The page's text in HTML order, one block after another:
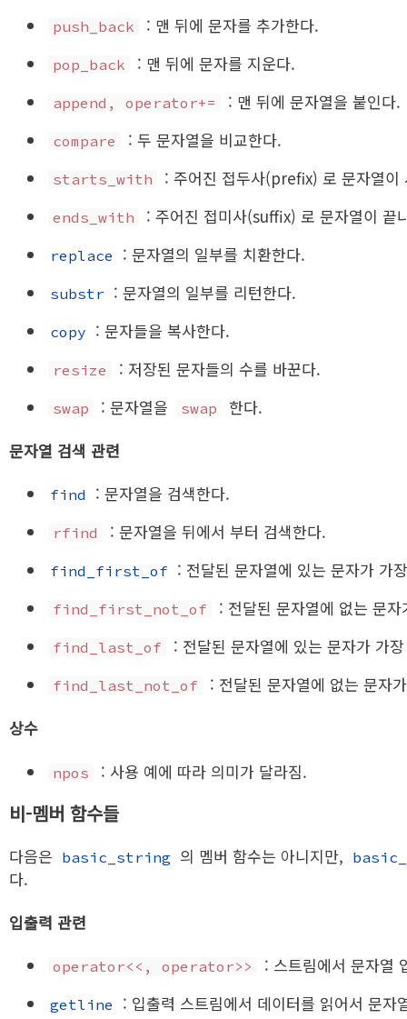
push_back : 맨 뒤에 문자를 추가한다.
pop_back : 맨 뒤에 문자를 지운다.
append, operator+= : 맨 뒤에 문자열을 붙인다.
compare : 두 문자열을 비교한다.
starts_with : 주어진 접두사(prefix) 로 문자열이
ends_with : 주어진 접미사(suffix) 로 문자열이 끝
replace : 문자열의 일부를 치환한다.
substr : 문자열의 일부를 리턴한다.
copy : 문자들을 복사한다.
resize : 저장된 문자들의 수를 바꾼다.
swap : 문자열을 swap
한다.
문자열 검색 관련
find : 문자열을 검색한다.
rfind : 문자열을 뒤에서 부터 검색한다.
find_first_of : 전달된 문자열에 있는 문자가 가
find_first_not_of : 전달된 문자열에 없는 문
find_last_of : 전달된 문자열에 있는 문자가 가
find_last_not_of
: 전달된 문자열에 없는 문자
상수
npos : 사용 예에 따라 의미가 달라짐.
비-멤버 함수들
다음은 basic_string 의 멤버 함수는 아니지만,
다.
입출력 관련
operator<<, operator>> : 스트림에서 문자열
getline
: 입출력 스트림에서 데이터를 읽어서 문자